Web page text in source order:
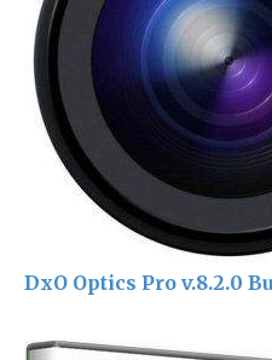
DxO Optics Pro v.8.2.0